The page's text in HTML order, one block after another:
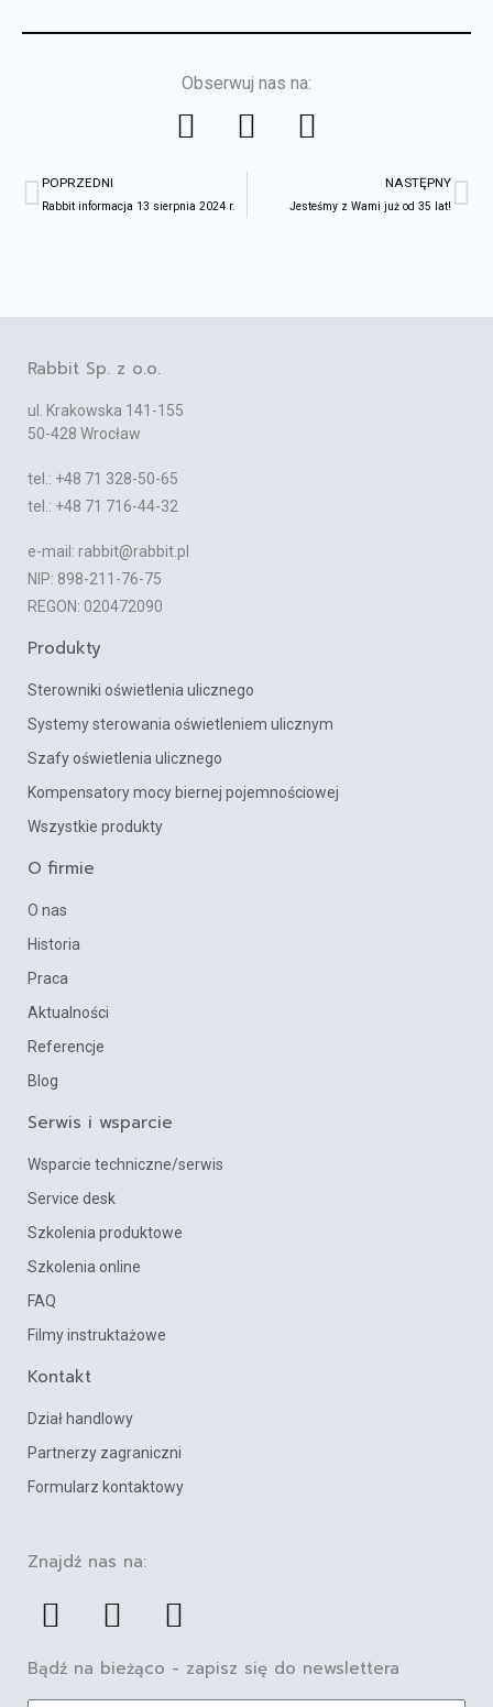
Obserwuj nas na:
F
a
e
L
i
n
k
Y
o
t
Prev
POPRZEDNI
Rabbit informacja 13 sierpnia 2024 r.
NASTĘPNY
Jesteśmy z Wami już od 35 lat!
Rabbit Sp. z o.o.
ul. Krakowska 141-155
50-428 Wrocław
tel.: +48 71 328-50-65
tel.: +48 71 716-44-32
e-mail: rabbit@rabbit.pl
NIP: 898-211-76-75
REGON: 020472090
O firmie
O nas
Historia
Praca
Aktualności
Referencje
Blog
Produkty
Sterowniki oświetlenia ulicznego
Systemy sterowania oświetleniem ulicznym
Szafy oświetlenia ulicznego
Kompensatory mocy biernej pojemnościowej
Wszystkie produkty
Serwis i wsparcie
Wsparcie techniczne/serwis
Service desk
Szkolenia produktowe
Szkolenia online
FAQ
Filmy instruktażowe
Kontakt
Dział handlowy
Partnerzy zagraniczni
Formularz kontaktowy
Znajdź nas na:
F
a
c
L
i
n
Y
o
u
Bądź na bieżąco - zapisz się do newslettera